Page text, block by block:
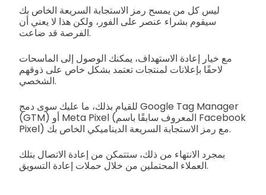
ليس كل من يمسح رمز الاستجابة السريعة الخاص بك
سيقوم بشراء عنصر على الفور، ولكن هذا لا يعني أن
الفرصة قد ضاعت.
مع خيار إعادة الاستهداف، يمكنك الوصول إلى الماسحات
لاحقًا بإعلانات لمنتجات تعتمد بشكل خاص على ذوقهم
الشخصي.
للقيام بذلك، ما عليك سوى دمج Google Tag Manager
(GTM) أو Meta Pixel (المعروف سابقًا باسم Facebook
Pixel) مع رمز الاستجابة السريعة الديناميكي الخاص بك.
بمجرد الانتهاء من ذلك، ستتمكن من إعادة الاتصال بتلك
العملاء المحتملين من خلال حملات إعادة التسويق.